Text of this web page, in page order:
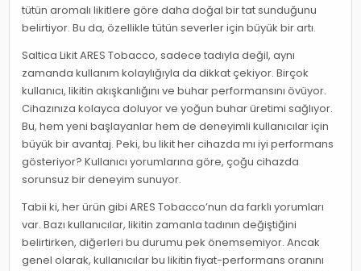
tütün aromalı likitlere göre daha doğal bir tat sunduğunu
belirtiyor. Bu da, özellikle tütün severler için büyük bir artı.
Saltica Likit ARES Tobacco, sadece tadıyla değil, aynı
zamanda kullanım kolaylığıyla da dikkat çekiyor. Birçok
kullanıcı, likitin akışkanlığını ve buhar performansını övüyor.
Cihazınıza kolayca doluyor ve yoğun buhar üretimi sağlıyor.
Bu, hem yeni başlayanlar hem de deneyimli kullanıcılar için
büyük bir avantaj. Peki, bu likit her cihazda mı iyi performans
gösteriyor? Kullanıcı yorumlarına göre, çoğu cihazda
sorunsuz bir deneyim sunuyor.
Tabii ki, her ürün gibi ARES Tobacco’nun da farklı yorumları
var. Bazı kullanıcılar, likitin zamanla tadının değiştiğini
belirtirken, diğerleri bu durumu pek önemsemiyor. Ancak
genel olarak, kullanıcılar bu likitin fiyat-performans oranını